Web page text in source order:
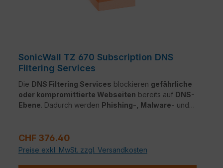
SonicWall TZ 670 Subscription DNS
Filtering Services
Die DNS Filtering Services blockieren gefährliche
oder kompromittierte Webseiten bereits auf DNS-
Ebene. Dadurch werden Phishing-, Malware- und
Regulärer Preis:
CHF 376.40
Preise exkl. MwSt. zzgl. Versandkosten